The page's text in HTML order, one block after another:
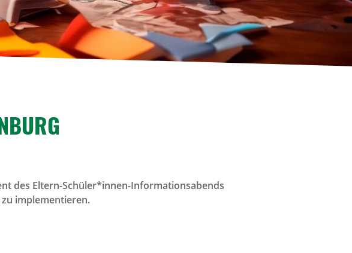
des Eltern-Schüler*innen-Informationsabends
implementieren.